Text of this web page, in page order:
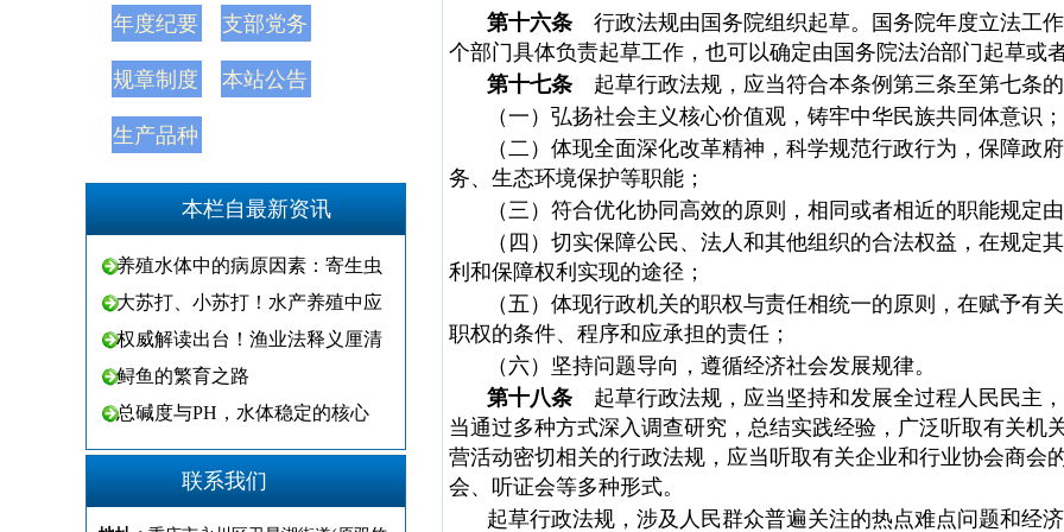
年度纪要 支部党务
规章制度 本站公告
生产品种
本栏自最新资讯
养殖水体中的病原因素：寄生虫
大苏打、小苏打！水产养殖中应
权威解读出台！渔业法释义厘清
鲟鱼的繁育之路
总碱度与PH，水体稳定的核心
联系我们
第十六条 行政法规由国务院组织起草。国务院年度立法工
个部门具体负责起草工作，也可以确定由国务院法治部门起草或
第十七条 起草行政法规，应当符合本条例第三条至第七条
（一）弘扬社会主义核心价值观，铸牢中华民族共同体意识；
（二）体现全面深化改革精神，科学规范行政行为，保障政
务、生态环境保护等职能；
（三）符合优化协同高效的原则，相同或者相近的职能规定
（四）切实保障公民、法人和其他组织的合法权益，在规定
利和保障权利实现的途径；
（五）体现行政机关的职权与责任相统一的原则，在赋予有
职权的条件、程序和应承担的责任；
（六）坚持问题导向，遵循经济社会发展规律。
第十八条 起草行政法规，应当坚持和发展全过程人民民主
当通过多种方式深入调查研究，总结实践经验，广泛听取有关机
营活动密切相关的行政法规，应当听取有关企业和行业协会商会
会、听证会等多种形式。
起草行政法规，涉及人民群众普遍关注的热点难点问题和经